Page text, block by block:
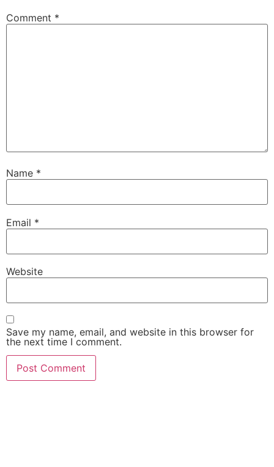
Comment *
Name *
Email *
Website
Save my name, email, and website in this browser for
the next time I comment.